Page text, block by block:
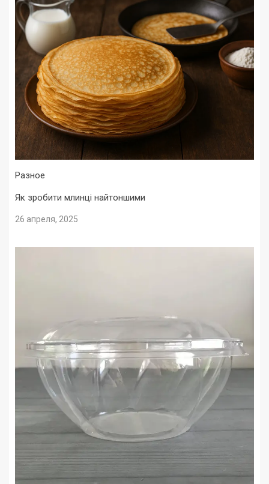
Разное
Як зробити млинці найтоншими
26 апреля, 2025